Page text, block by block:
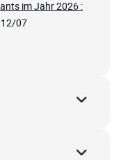
im Jahr 2026 :
07